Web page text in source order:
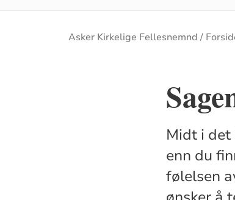
Brødsmulesti
Asker Kirkelige Fellesnemnd
Midt i det
enn du
følelsen